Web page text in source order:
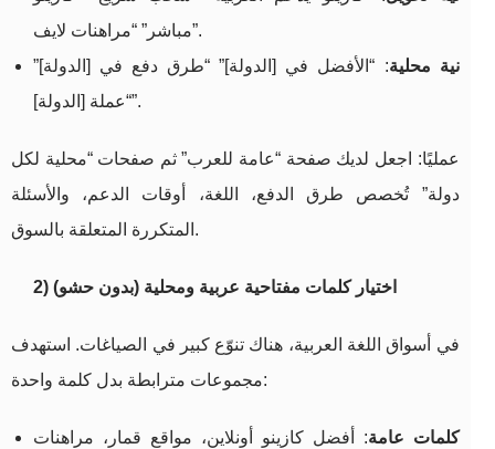
مباشر” “مراهنات لايف”.
نية محلية: “الأفضل في [الدولة]” “طرق دفع في [الدولة]”
“عملة [الدولة]”.
عمليًا: اجعل لديك صفحة “عامة للعرب” ثم صفحات “محلية لكل
دولة” تُخصص طرق الدفع، اللغة، أوقات الدعم، والأسئلة
المتكررة المتعلقة بالسوق.
2) اختيار كلمات مفتاحية عربية ومحلية (بدون حشو)
في أسواق اللغة العربية، هناك تنوّع كبير في الصياغات. استهدف
مجموعات مترابطة بدل كلمة واحدة:
كلمات عامة: أفضل كازينو أونلاين، مواقع قمار، مراهنات